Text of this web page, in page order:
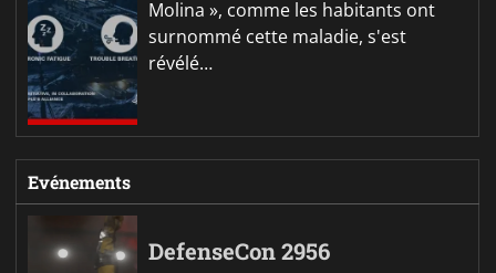
Molina », comme les habitants ont
surnommé cette maladie, s'est
révélé…
Evénements
DefenseCon 2956